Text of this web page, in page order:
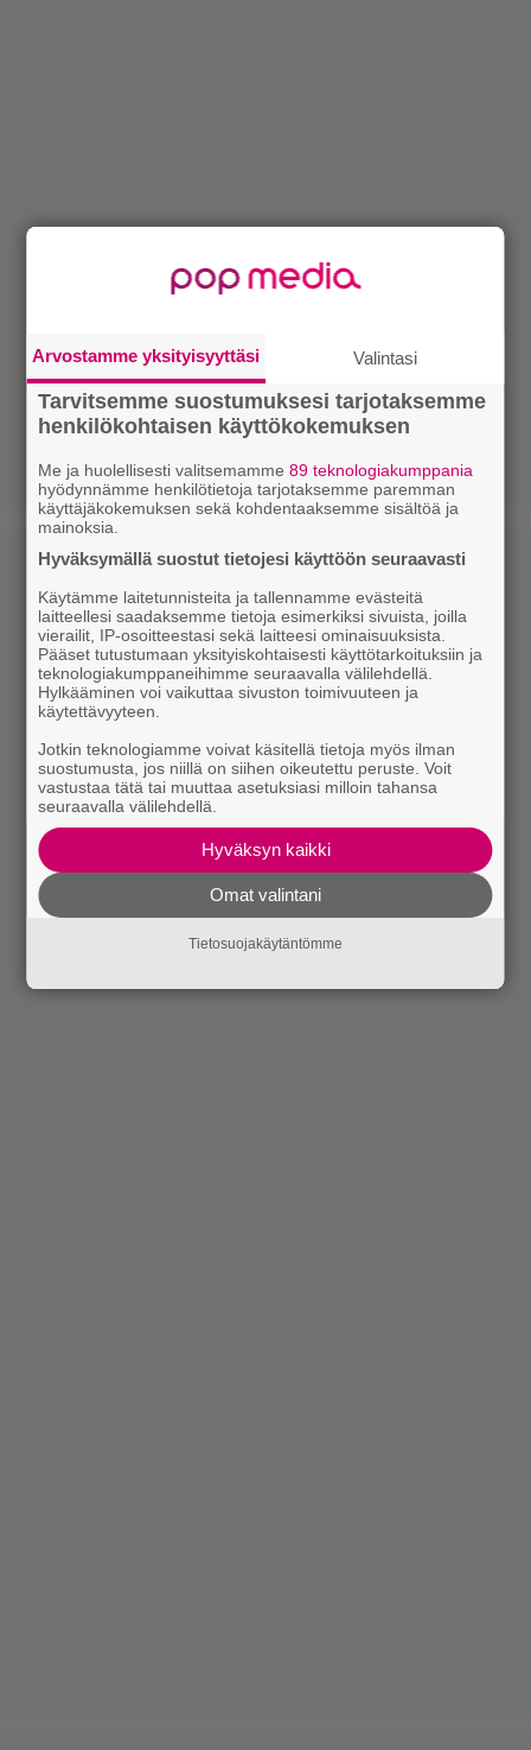
Arvostamme yksityisyyttäsi Valintasi
Tarvitsemme suostumuksesi tarjotaksemme
henkilökohtaisen käyttökokemuksen
Me ja huolellisesti valitsemamme89 teknologiakumppania
hyödynnämme henkilötietoja tarjotaksemme paremman
käyttäjäkokemuksen sekä kohdentaaksemme sisältöä ja
mainoksia.
Hyväksymällä suostut tietojesi käyttöön seuraavasti
Käytämme laitetunnisteita ja tallennamme evästeitä
laitteellesi saadaksemme tietoja esimerkiksi sivuista, joilla
vierailit, IP-osoitteestasi sekä laitteesi ominaisuuksista.
Pääset tutustumaan yksityiskohtaisesti käyttötarkoituksiin ja
teknologiakumppaneihimme seuraavalla välilehdellä.
Hylkääminen voi vaikuttaa sivuston toimivuuteen ja
käytettävyyteen.
Jotkin teknologiamme voivat käsitellä tietoja myös ilman
suostumusta, jos niillä on siihen oikeutettu peruste. Voit
vastustaa tätä tai muuttaa asetuksiasi milloin tahansa
seuraavalla välilehdellä.
Hyväksyn kaikki
Omat valintani
Tietosuojakäytäntömme